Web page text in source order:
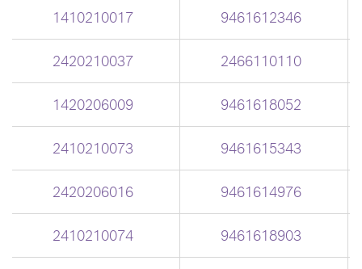
1410210017 9461612346
2420210037 2466110110
1420206009 9461618052
2410210073 9461615343
2420206016 9461614976
2410210074 9461618903